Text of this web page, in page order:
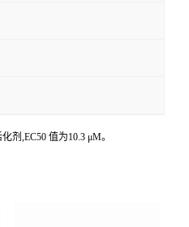
剂,EC50 值为10.3 μM。